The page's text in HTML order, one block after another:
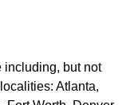
including, but not
Atlanta,